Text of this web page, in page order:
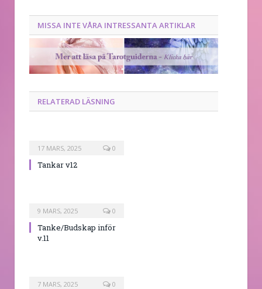
MISSA INTE VÅRA INTRESSANTA ARTIKLAR
RELATERAD LÄSNING
17 MARS, 2025 0
Tankar v12
9 MARS, 2025 0
Tanke/Budskap inför
v.11
7 MARS, 2025 0